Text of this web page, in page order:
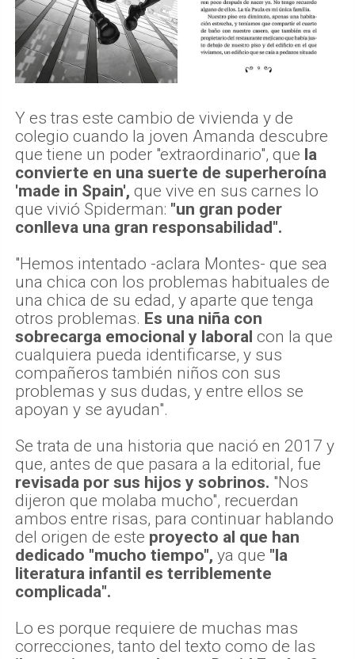
Y es tras este cambio de vivienda y de
colegio cuando la joven Amanda descubre
que tiene un poder "extraordinario", que la
convierte en una suerte de superheroína
'made in Spain', que vive en sus carnes lo
que vivió Spiderman: "un gran poder
conlleva una gran responsabilidad".
"Hemos intentado -aclara Montes- que sea
una chica con los problemas habituales de
una chica de su edad, y aparte que tenga
otros problemas. Es una niña con
sobrecarga emocional y laboral con la que
cualquiera pueda identificarse, y sus
compañeros también niños con sus
problemas y sus dudas, y entre ellos se
apoyan y se ayudan".
Se trata de una historia que nació en 2017 y
que, antes de que pasara a la editorial, fue
revisada por sus hijos y sobrinos. "Nos
dijeron que molaba mucho", recuerdan
ambos entre risas, para continuar hablando
del origen de este proyecto al que han
dedicado "mucho tiempo", ya que "la
literatura infantil es terriblemente
complicada".
Lo es porque requiere de muchas mas
correcciones, tanto del texto como de las